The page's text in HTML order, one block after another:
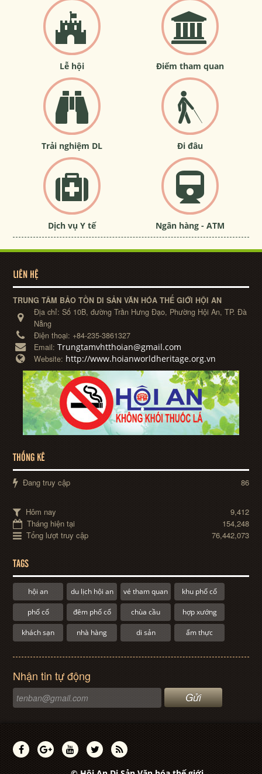
Lễ hội Điểm tham quan
Trải nghiệm DL Đi đâu
Dịch vụ Y tế Ngân hàng - ATM
LIÊN HỆ
TRUNG TÂM BẢO TỒN DI SẢN VĂN HÓA THẾ GIỚI HỘI AN
Địa chỉ:Số 10B, đường Trần Hưng Đạo, Phường Hội An, TP. Đà
Nẵng
Điện thoại: +84-235-3861327
Email:Trungtamvhtthoian@gmail.com
Website: http://www.hoianworldheritage.org.vn
THỐNG KÊ
Đang truy cập 86
Hôm nay
9,412
Tháng hiện tại
154,248
Tổng lượt truy cập
76,442,073
TAGS
hội an du lịch hội an vé tham quan khu phố cổ
phố cổ đêm phố cổ chùa cầu hợp xướng
khách sạn nhà hàng di sản ẩm thực
Nhận tin tự động